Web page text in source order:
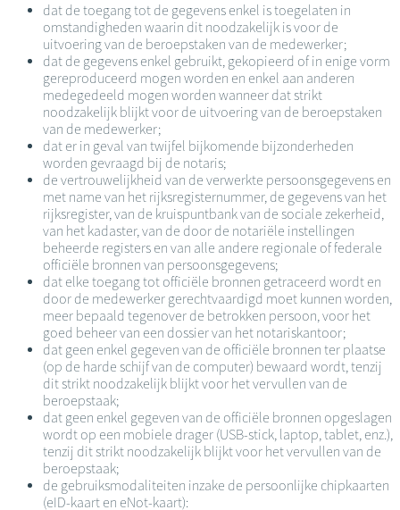
dat de toegang tot de gegevens enkel is toegelaten in
omstandigheden waarin dit noodzakelijk is voor de
uitvoering van de beroepstaken van de medewerker;
dat de gegevens enkel gebruikt, gekopieerd of in enige vorm
gereproduceerd mogen worden en enkel aan anderen
medegedeeld mogen worden wanneer dat strikt
noodzakelijk blijkt voor de uitvoering van de beroepstaken
van de medewerker;
dat er in geval van twijfel bijkomende bijzonderheden
worden gevraagd bij de notaris;
de vertrouwelijkheid van de verwerkte persoonsgegevens en
met name van het rijksregisternummer, de gegevens van het
rijksregister, van de kruispuntbank van de sociale zekerheid,
van het kadaster, van de door de notariële instellingen
beheerde registers en van alle andere regionale of federale
officiële bronnen van persoonsgegevens;
dat elke toegang tot officiële bronnen getraceerd wordt en
door de medewerker gerechtvaardigd moet kunnen worden,
meer bepaald tegenover de betrokken persoon, voor het
goed beheer van een dossier van het notariskantoor;
dat geen enkel gegeven van de officiële bronnen ter plaatse
(op de harde schijf van de computer) bewaard wordt, tenzij
dit strikt noodzakelijk blijkt voor het vervullen van de
beroepstaak;
dat geen enkel gegeven van de officiële bronnen opgeslagen
wordt op een mobiele drager (USB-stick, laptop, tablet, enz.),
tenzij dit strikt noodzakelijk blijkt voor het vervullen van de
beroepstaak;
de gebruiksmodaliteiten inzake de persoonlijke chipkaarten
(eID-kaart en eNot-kaart):